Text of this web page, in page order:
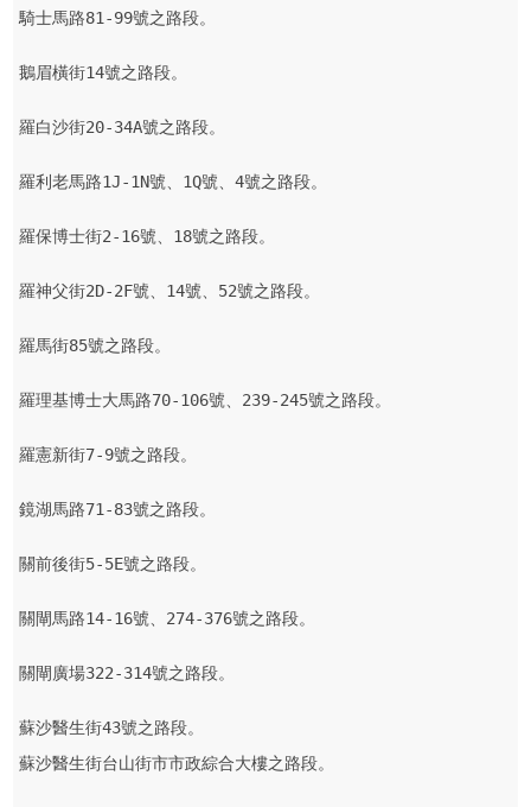
騎士馬路81-99號之路段。
鵝眉橫街14號之路段。
羅白沙街20-34A號之路段。
羅利老馬路1J-1N號、1Q號、4號之路段。
羅保博士街2-16號、18號之路段。
羅神父街2D-2F號、14號、52號之路段。
羅馬街85號之路段。
羅理基博士大馬路70-106號、239-245號之路段。
羅憲新街7-9號之路段。
鏡湖馬路71-83號之路段。
關前後街5-5E號之路段。
關閘馬路14-16號、274-376號之路段。
關閘廣場322-314號之路段。
蘇沙醫生街43號之路段。
蘇沙醫生街台山街市市政綜合大樓之路段。